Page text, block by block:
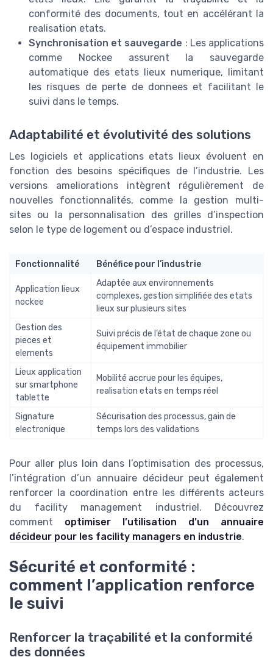
conformité des documents, tout en accélérant la
realisation etats.
Synchronisation et sauvegarde : Les applications
comme Nockee assurent la sauvegarde
automatique des etats lieux numerique, limitant
les risques de perte de donnees et facilitant le
suivi dans le temps.
Adaptabilité et évolutivité des solutions
Les logiciels et applications etats lieux évoluent en
fonction des besoins spécifiques de l’industrie. Les
versions ameliorations intègrent régulièrement de
nouvelles fonctionnalités, comme la gestion multi-
sites ou la personnalisation des grilles d’inspection
selon le type de logement ou d’espace industriel.
Fonctionnalité Bénéfice pour l’industrie
Application lieux
nockee
Adaptée aux environnements
complexes, gestion simplifiée des etats
lieux sur plusieurs sites
Gestion des
pieces et
elements
Suivi précis de l’état de chaque zone ou
équipement immobilier
Lieux application
sur smartphone
tablette
Mobilité accrue pour les équipes,
realisation etats en temps réel
Signature
electronique
Sécurisation des processus, gain de
temps lors des validations
Pour aller plus loin dans l’optimisation des processus,
l’intégration d’un annuaire décideur peut également
renforcer la coordination entre les différents acteurs
du facility management industriel. Découvrez
comment optimiser l’utilisation d’un annuaire
décideur pour les facility managers en industrie.
Sécurité et conformité :
comment l’application renforce
le suivi
Renforcer la traçabilité et la conformité
des données